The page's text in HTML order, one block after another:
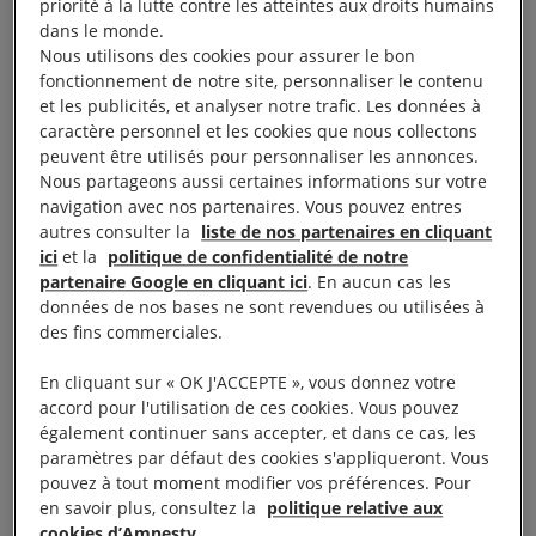
Torturés , ils ont été condamnés de manière
fallacieuse à 10 ans de prison pour détention de
drogue fin 2016. L’accusation de détention de
drogue est généralement utilisée comme justification
pourréprimer les opposants politiquesen
Azerbaïdjan.
À lire aussi :Aucun contenu sélectionné.
Cette action à l’occasion du Nouvel an est
maintenant terminée :merci à tous ceux qui ont
participé !
Pour continuer à agir pour eux, vous pouvez aussi
signer notre pétition.
priorité à la lutte contre les atteintes aux droits humains
dans le monde.
Nous utilisons des cookies pour assurer le bon
fonctionnement de notre site, personnaliser le contenu
et les publicités, et analyser notre trafic. Les données à
caractère personnel et les cookies que nous collectons
peuvent être utilisés pour personnaliser les annonces.
Nous partageons aussi certaines informations sur votre
navigation avec nos partenaires. Vous pouvez entres
autres consulter la liste de nos partenaires en cliquant
ici et la politique de confidentialité de notre
partenaire Google en cliquant ici. En aucun cas les
données de nos bases ne sont revendues ou utilisées à
des fins commerciales.
En cliquant sur « OK J'ACCEPTE », vous donnez votre
accord pour l'utilisation de ces cookies. Vous pouvez
également continuer sans accepter, et dans ce cas, les
paramètres par défaut des cookies s'appliqueront. Vous
pouvez à tout moment modifier vos préférences. Pour
en savoir plus, consultez la politique relative aux